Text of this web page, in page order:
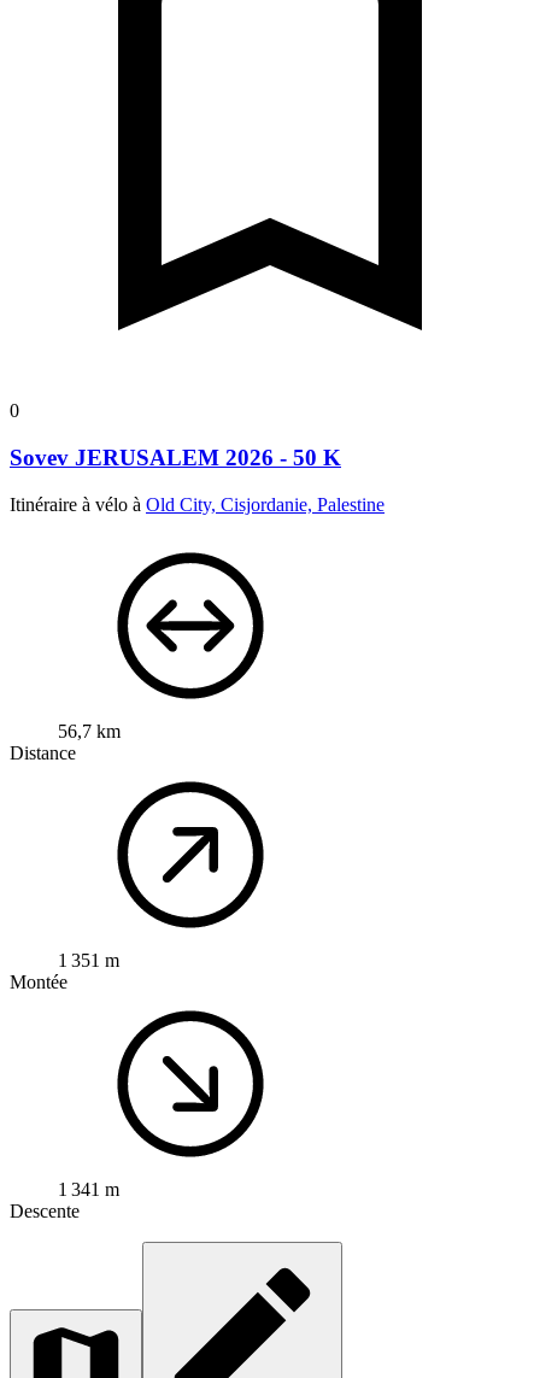
0
Sovev JERUSALEM 2026 - 50 K
Itinéraire à vélo à Old City, Cisjordanie, Palestine
56,7 km
Distance
1 351 m
Montée
1 341 m
Descente